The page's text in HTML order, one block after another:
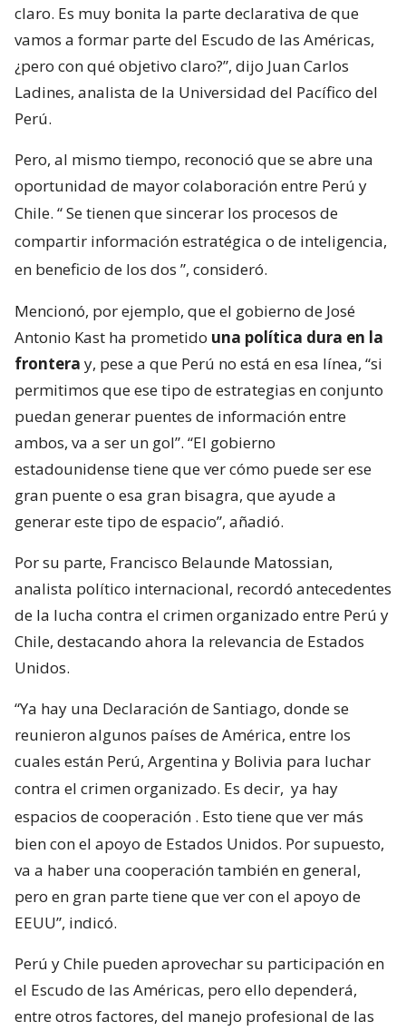
claro. Es muy bonita la parte declarativa de que
vamos a formar parte del Escudo de las Américas,
¿pero con qué objetivo claro?”, dijo Juan Carlos
Ladines, analista de la Universidad del Pacífico del
Perú.
Pero, al mismo tiempo, reconoció que se abre una
oportunidad de mayor colaboración entre Perú y
Chile. “Se tienen que sincerar los procesos de
compartir información estratégica o de inteligencia,
en beneficio de los dos ”, consideró.
Mencionó, por ejemplo, que el gobierno de José
Antonio Kast ha prometido una política dura en la
frontera y, pese a que Perú no está en esa línea, “si
permitimos que ese tipo de estrategias en conjunto
puedan generar puentes de información entre
ambos, va a ser un gol”. “El gobierno
estadounidense tiene que ver cómo puede ser ese
gran puente o esa gran bisagra, que ayude a
generar este tipo de espacio”, añadió.
Por su parte, Francisco Belaunde Matossian,
analista político internacional, recordó antecedentes
de la lucha contra el crimen organizado entre Perú y
Chile, destacando ahora la relevancia de Estados
Unidos.
“Ya hay una Declaración de Santiago, donde se
reunieron algunos países de América, entre los
cuales están Perú, Argentina y Bolivia para luchar
contra el crimen organizado. Es decir, ya hay
espacios de cooperación . Esto tiene que ver más
bien con el apoyo de Estados Unidos. Por supuesto,
va a haber una cooperación también en general,
pero en gran parte tiene que ver con el apoyo de
EEUU”, indicó.
Perú y Chile pueden aprovechar su participación en
el Escudo de las Américas, pero ello dependerá,
entre otros factores, del manejo profesional de las